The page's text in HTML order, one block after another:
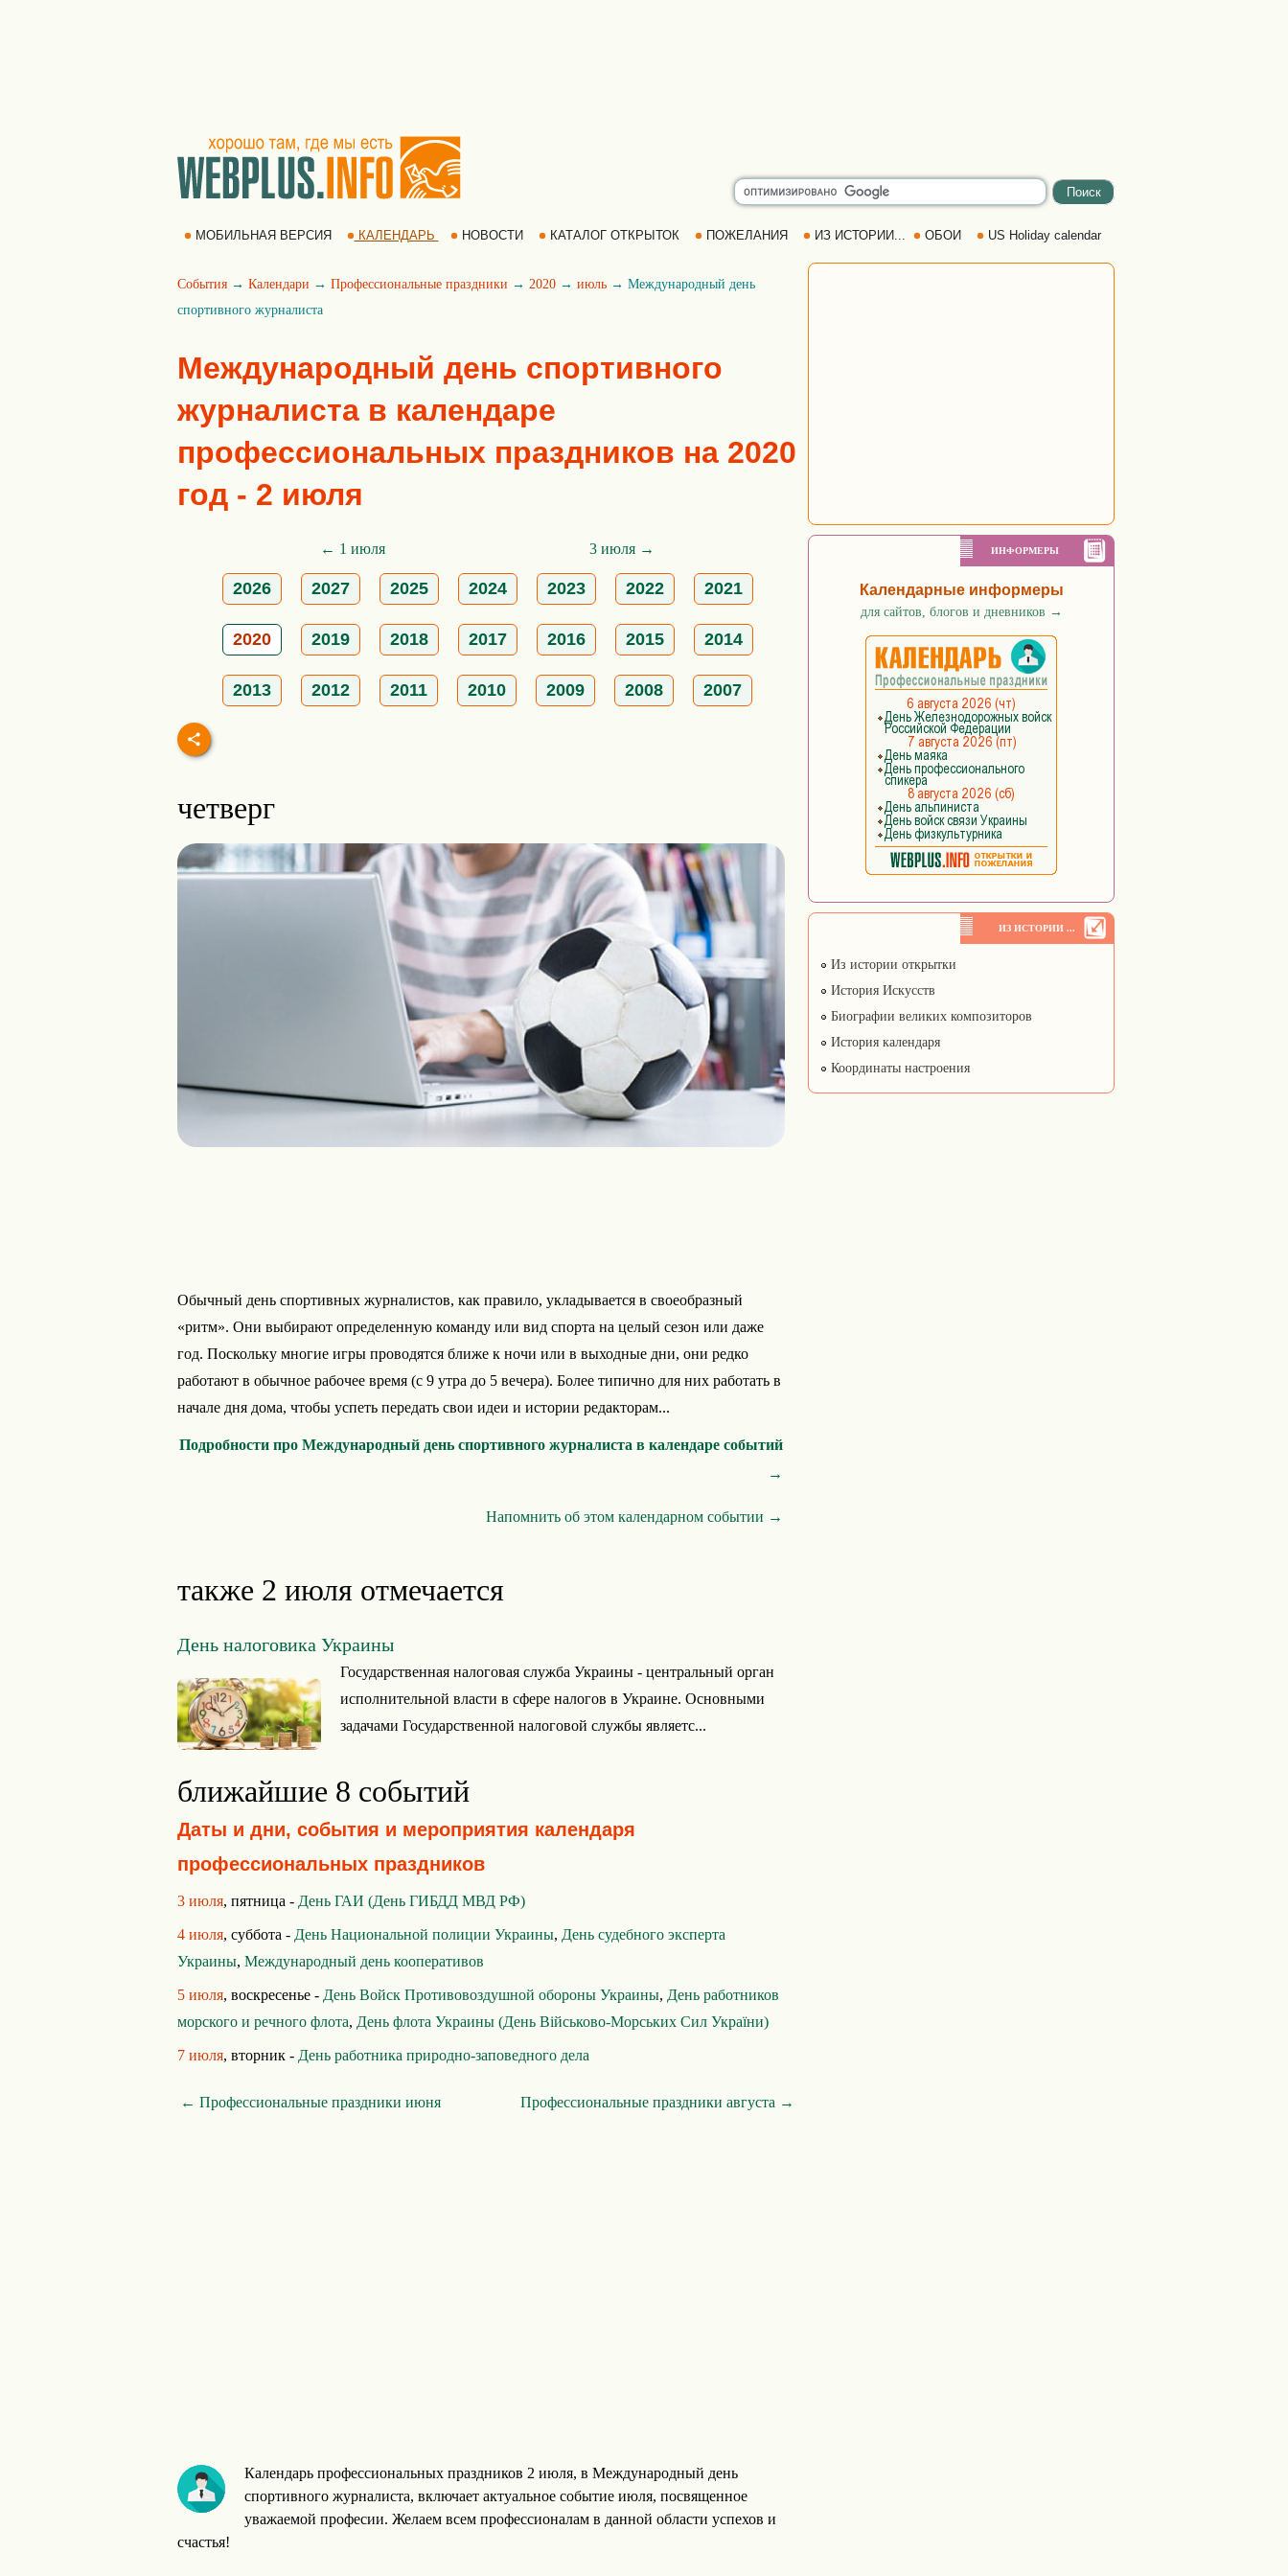
МОБИЛЬНАЯ ВЕРСИЯ КАЛЕНДАРЬ НОВОСТИ КАТАЛОГ ОТКРЫТОК ПОЖЕЛАНИЯ ИЗ ИСТОРИИ... ОБОИ US Holiday calendar
События → Календари → Профессиональные праздники → 2020 → июль → Международный день
спортивного журналиста
Международный день спортивного
журналиста в календаре
профессиональных праздников на 2020
год - 2 июля
← 1 июля 3 июля →
2026 2027 2025 2024 2023 2022 2021
2020 2019 2018 2017 2016 2015 2014
2013 2012 2011 2010 2009 2008 2007
четверг
Обычный день спортивных журналистов, как правило, укладывается в своеобразный
«ритм». Они выбирают определенную команду или вид спорта на целый сезон или даже
год. Поскольку многие игры проводятся ближе к ночи или в выходные дни, они редко
работают в обычное рабочее время (с 9 утра до 5 вечера). Более типично для них работать в
начале дня дома, чтобы успеть передать свои идеи и истории редакторам...
Подробности про Международный день спортивного журналиста в календаре событий
→
Напомнить об этом календарном событии →
также 2 июля отмечается
День налоговика Украины
Государственная налоговая служба Украины - центральный орган
исполнительной власти в сфере налогов в Украине. Основными
задачами Государственной налоговой службы являетс...
ближайшие 8 событий
Даты и дни, события и мероприятия календаря
профессиональных праздников
3 июля, пятница - День ГАИ (День ГИБДД МВД РФ)
4 июля, суббота - День Национальной полиции Украины, День судебного эксперта
Украины, Международный день кооперативов
5 июля, воскресенье - День Войск Противовоздушной обороны Украины, День работников
морского и речного флота, День флота Украины (День Військово-Морських Сил України)
7 июля, вторник - День работника природно-заповедного дела
← Профессиональные праздники июня Профессиональные праздники августа →
Календарь профессиональных праздников 2 июля, в Международный день
спортивного журналиста, включает актуальное событие июля, посвященное
уважаемой професии. Желаем всем профессионалам в данной области успехов и
счастья!
ИНФОРМЕРЫ
Календарные информеры
для сайтов, блогов и дневников →
ИЗ ИСТОРИИ ...
Из истории открытки
История Искусств
Биографии великих композиторов
История календаря
Координаты настроения